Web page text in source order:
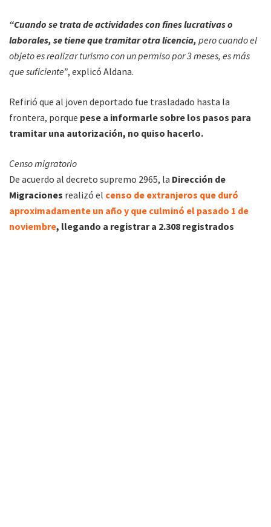
“Cuando se trata de actividades con fines lucrativas o
laborales, se tiene que tramitar otra licencia, pero cuando el
objeto es realizar turismo con un permiso por 3 meses, es más
que suficiente”, explicó Aldana.
Refirió que al joven deportado fue trasladado hasta la
frontera, porque pese a informarle sobre los pasos para
tramitar una autorización, no quiso hacerlo.
Censo migratorio
De acuerdo al decreto supremo 2965, la Dirección de
Migraciones realizó el censo de extranjeros que duró
aproximadamente un año y que culminó el pasado 1 de
noviembre, llegando a registrar a 2.308 registrados